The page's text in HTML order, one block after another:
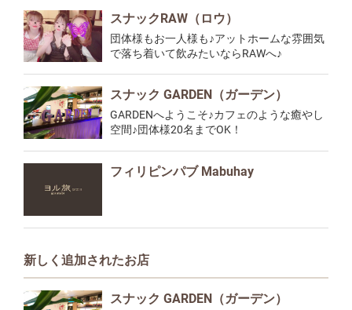
スナックRAW（ロウ）
団体様もお一人様も♪アットホームな雰囲気
で落ち着いて飲みたいならRAWへ♪
スナック GARDEN（ガーデン）
GARDENへようこそ♪カフェのような癒やし
空間♪団体様20名までOK！
フィリピンパブ Mabuhay
新しく追加されたお店
スナック GARDEN（ガーデン）